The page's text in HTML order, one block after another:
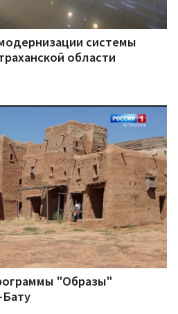
системы
области
"Образы"
Бату